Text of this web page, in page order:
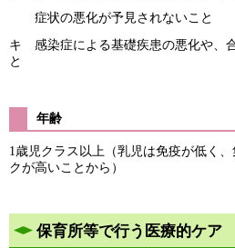
症状の悪化が予見されないこと
キ 感染症による基礎疾患の悪化や、
と
年齢
1歳児クラス以上（乳児は免疫が低く
クが高いことから）
保育所等で行う医療的ケア